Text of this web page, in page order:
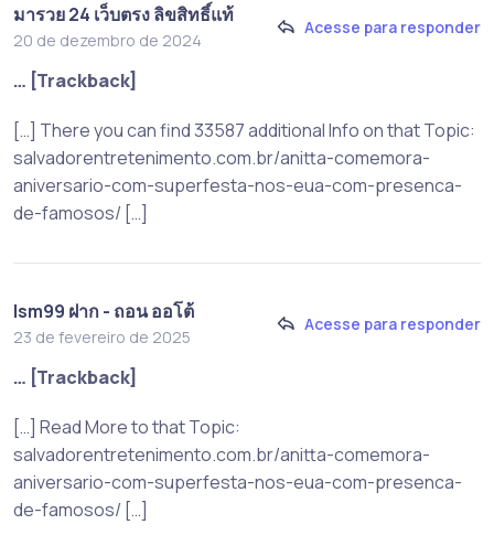
มารวย 24 เว็บตรง ลิขสิทธิ์แท้
20 de dezembro de 2024
Acesse para responder
… [Trackback]
[…] There you can find 33587 additional Info on that Topic:
salvadorentretenimento.com.br/anitta-comemora-
aniversario-com-superfesta-nos-eua-com-presenca-
de-famosos/ […]
lsm99 ฝาก - ถอน ออโต้
23 de fevereiro de 2025
Acesse para responder
… [Trackback]
[…] Read More to that Topic:
salvadorentretenimento.com.br/anitta-comemora-
aniversario-com-superfesta-nos-eua-com-presenca-
de-famosos/ […]